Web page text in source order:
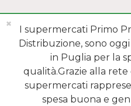
MENÙ
I supermercati Primo
Distribuzione, sono
in Puglia per la
qualità.Grazie alla
supermercati
spesa buona e
✖